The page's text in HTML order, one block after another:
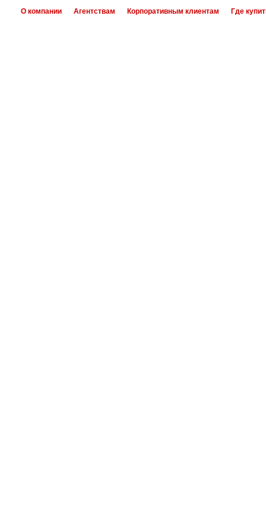
О компании Агентствам Корпоративным клиентам Где